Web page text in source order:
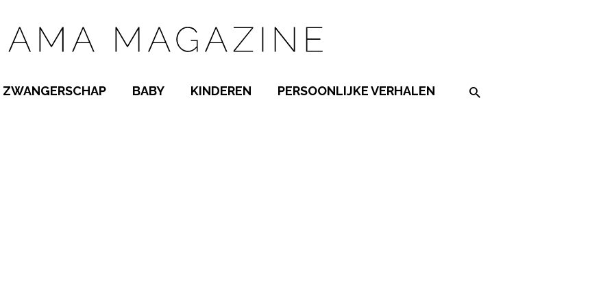
ZWANGERSCHAP BABY KINDEREN PERSOONLIJKE VERHALEN Search on the website